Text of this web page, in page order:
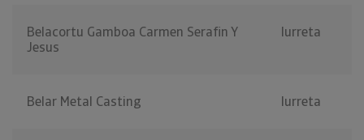
Belacortu Gamboa Carmen Serafin Y
Jesus
Iurreta
Belar Metal Casting Iurreta